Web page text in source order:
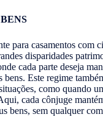
para casamentos com
disparidades
cada parte deseja
bens. Este regime
como quando
cada cônjuge
bens, sem qualquer